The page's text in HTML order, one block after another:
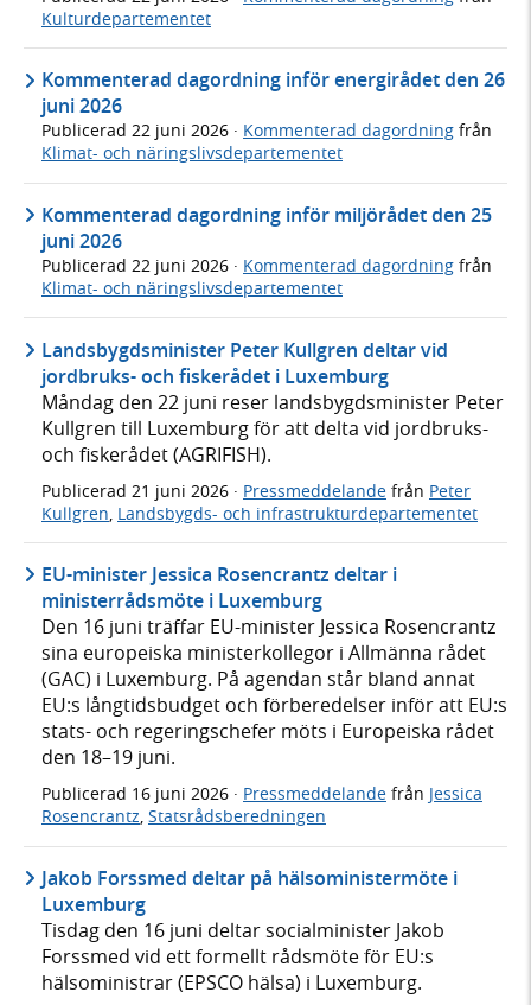
Kulturdepartementet
Kommenterad dagordning inför energirådet den 26
juni 2026
Publicerad 22 juni 2026 · Kommenterad dagordning från
Klimat- och näringslivsdepartementet
Kommenterad dagordning inför miljörådet den 25
juni 2026
Publicerad 22 juni 2026 · Kommenterad dagordning från
Klimat- och näringslivsdepartementet
Landsbygdsminister Peter Kullgren deltar vid
jordbruks- och fiskerådet i Luxemburg
Måndag den 22 juni reser landsbygdsminister Peter
Kullgren till Luxemburg för att delta vid jordbruks-
och fiskerådet (AGRIFISH).
Publicerad 21 juni 2026 · Pressmeddelande från Peter
Kullgren Landsbygds- och infrastrukturdepartementet
EU-minister Jessica Rosencrantz deltar i
ministerrådsmöte i Luxemburg
Den 16 juni träffar EU-minister Jessica Rosencrantz
sina europeiska ministerkollegor i Allmänna rådet
(GAC) i Luxemburg. På agendan står bland annat
EU:s långtidsbudget och förberedelser inför att EU:s
stats- och regeringschefer möts i Europeiska rådet
den 18–19 juni.
Publicerad 16 juni 2026 · Pressmeddelande från Jessica
Rosencrantz, Statsrådsberedningen
Jakob Forssmed deltar på hälsoministermöte i
Luxemburg
Tisdag den 16 juni deltar socialminister Jakob
Forssmed vid ett formellt rådsmöte för EU:s
hälsoministrar (EPSCO hälsa) i Luxemburg.